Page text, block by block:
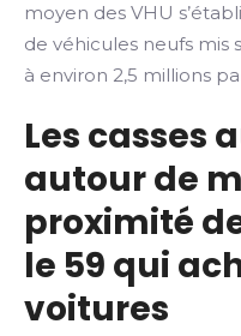
moyen des VHU
de véhicules neufs mis
à environ 2,5 millions
Les casses
autour de
proximité
le 59 qui
voitures